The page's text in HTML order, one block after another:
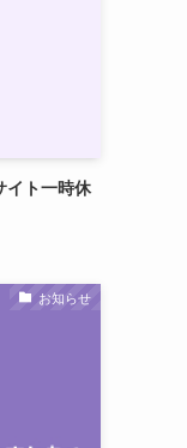
イト一時休
お知らせ